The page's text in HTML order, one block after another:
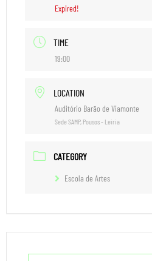
Expired!
TIME
19:00
LOCATION
Auditório Barão de Viamonte
Sede SAMP, Pousos - Leiria
CATEGORY
Escola de Artes